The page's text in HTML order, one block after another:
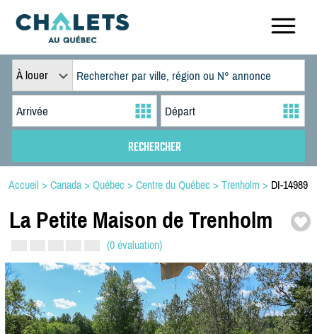
À louer
Accueil > Canada > Québec > Centre du Québec > Trenholm > DI-14989
La Petite Maison de Trenholm
(0 évaluation)